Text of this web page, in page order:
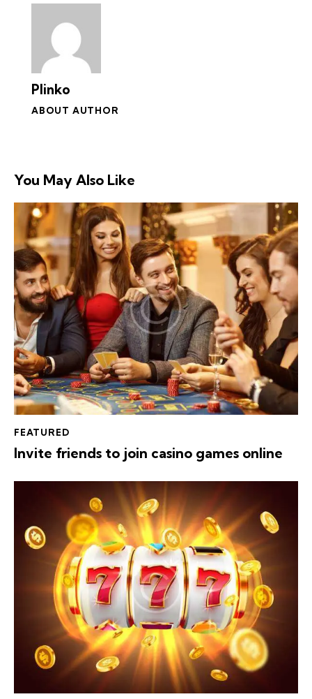
Plinko
ABOUT AUTHOR
You May Also Like
FEATURED
Invite friends to join casino games online